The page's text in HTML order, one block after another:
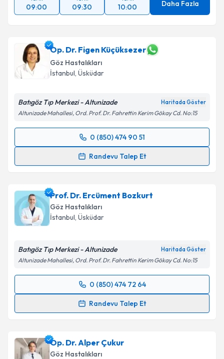
09:00 09:30 10:00 Daha Fazla
Op. Dr. Figen Küçüksezer
Göz Hastalıkları
İstanbul, Üsküdar
Batıgöz Tıp Merkezi - Altunizade Haritada Göster
Altunizade Mahallesi, Ord. Prof. Dr. Fahrettin Kerim Gökay Cd. No:15
0 (850) 474 90 51
Randevu Talep Et
Randevu Takvimi Talebi
takvim hazırlandığında e-posta ile bilgilendireceğiz.
E-posta Adresiniz
Kişisel verilerimin işlenmesine ilişkinAydınlatma
Metni'ni okudum ve kişisel verilerimin belirtilen
kapsamda işlenmesini kabul ediyorum.
Takvim Talebini Gönder
Prof. Dr. Ercüment Bozkurt
Göz Hastalıkları
İstanbul, Üsküdar
Batıgöz Tıp Merkezi - Altunizade Haritada Göster
Altunizade Mahallesi, Ord. Prof. Dr. Fahrettin Kerim Gökay Cd. No:15
0 (850) 474 72 64
Randevu Talep Et
Randevu Takvimi Talebi
için bir takvim hazırlandığında e-posta ile
bilgilendireceğiz.
Op. Dr. Alper Çukur
Göz Hastalıkları